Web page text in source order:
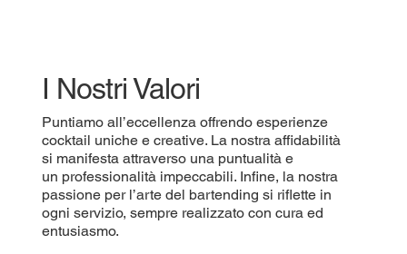
I Nostri Valori
Puntiamo all’eccellenza offrendo esperienze
cocktail uniche e creative. La nostra affidabilità
si manifesta attraverso una puntualità e
un professionalità impeccabili. Infine, la nostra
passione per l’arte del bartending si riflette in
ogni servizio, sempre realizzato con cura ed
entusiasmo.